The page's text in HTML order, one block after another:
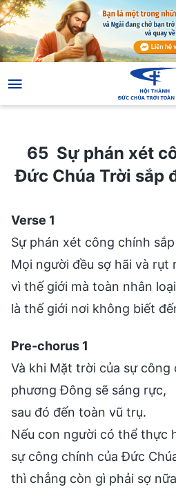
65 Sự phán xét
Đức Chúa Trời sắp
Verse 1
Sự phán xét công chính
Mọi người đều sợ hãi và rụt
vì thế giới mà toàn nhân
là thế giới nơi không biết
Pre-chorus 1
Và khi Mặt trời của sự công
phương Đông sẽ sáng rực,
sau đó đến toàn vũ trụ.
Nếu con người có thể thực
sự công chính của Đức
thì chẳng còn gì phải sợ